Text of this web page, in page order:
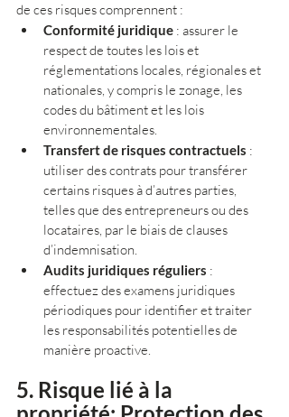
de ces risques comprennent :
Conformité juridique : assurer le
respect de toutes les lois et
réglementations locales, régionales et
nationales, y compris le zonage, les
codes du bâtiment et les lois
environnementales.
Transfert de risques contractuels :
utiliser des contrats pour transférer
certains risques à d’autres parties,
telles que des entrepreneurs ou des
locataires, par le biais de clauses
d’indemnisation.
Audits juridiques réguliers :
effectuez des examens juridiques
périodiques pour identifier et traiter
les responsabilités potentielles de
manière proactive.
5. Risque lié à la